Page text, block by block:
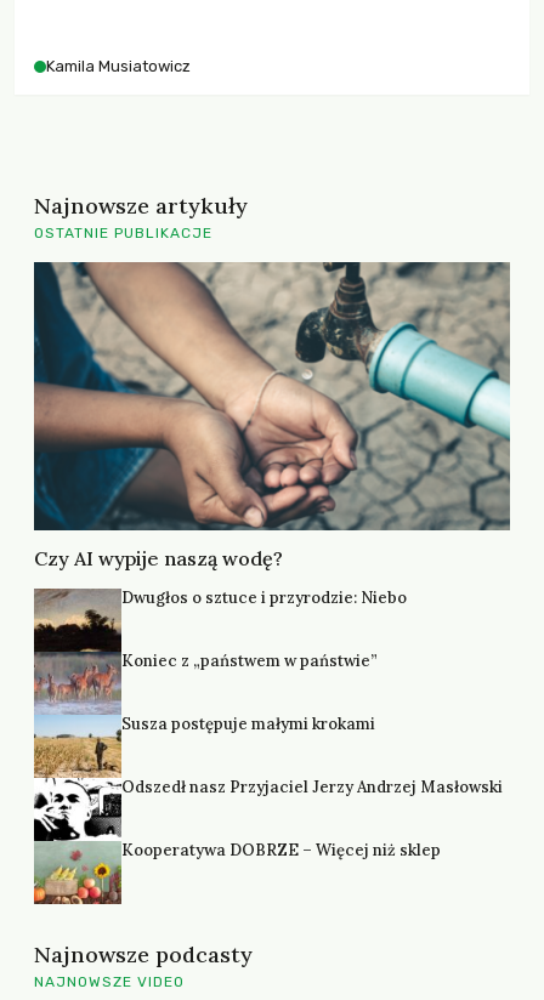
Kamila Musiatowicz
Najnowsze artykuły
OSTATNIE PUBLIKACJE
Czy AI wypije naszą wodę?
Dwugłos o sztuce i przyrodzie: Niebo
Koniec z „państwem w państwie”
Susza postępuje małymi krokami
Odszedł nasz Przyjaciel Jerzy Andrzej Masłowski
Kooperatywa DOBRZE – Więcej niż sklep
Najnowsze podcasty
NAJNOWSZE VIDEO